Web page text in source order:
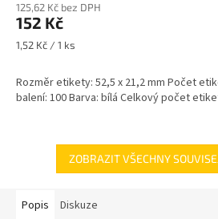
125,62 Kč bez DPH
152 Kč
Měrná
1,52 Kč / 1 ks
Rozměr etikety: 52,5 x 21,2 mm Počet
balení: 100 Barva: bílá Celkový počet
ZOBRAZIT VŠECHNY
Popis Diskuze